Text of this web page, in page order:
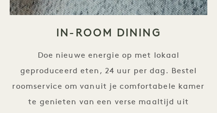
IN-ROOM DINING
Doe nieuwe energie op met lokaal
geproduceerd eten, 24 uur per dag. Bestel
roomservice om vanuit je comfortabele kamer
te genieten van een verse maaltijd uit